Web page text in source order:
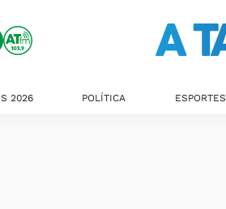
2026 POLÍTICA ESPORTES